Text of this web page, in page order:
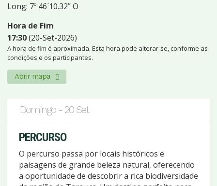
Long: 7º 46´10.32” O
Hora de Fim
17:30(20-Set-2026)
A hora de fim é aproximada. Esta hora pode alterar-se, conforme as
condições e os participantes.
Abrir mapa
Domingo - 20 Set
PERCURSO
O percurso passa por locais históricos e
paisagens de grande beleza natural, oferecendo
a oportunidade de descobrir a rica biodiversidade